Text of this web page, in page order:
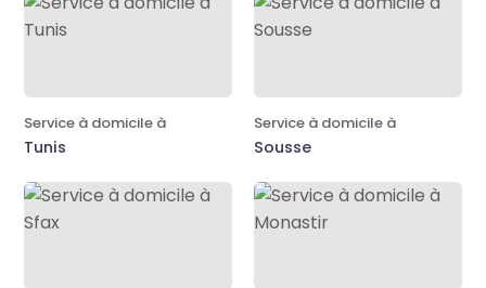
Service à domicile à
Tunis
Service à domicile à
Sousse